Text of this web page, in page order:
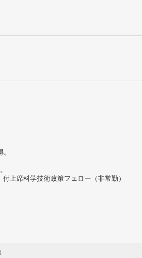
上席科学技術政策フェロー（非常勤）